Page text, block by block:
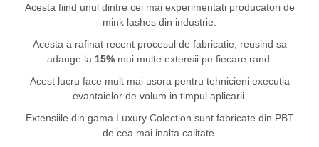
Acesta fiind unul dintre cei mai experimentati producatori de
mink lashes din industrie.
Acesta a rafinat recent procesul de fabricatie, reusind sa
adauge la 15%mai multe extensii pe fiecare rand.
Acest lucru face mult mai usora pentru tehnicieni executia
evantaielor de volum in timpul aplicarii.
Extensiile din gama Luxury Colection sunt fabricate din PBT
de cea mai inalta calitate.